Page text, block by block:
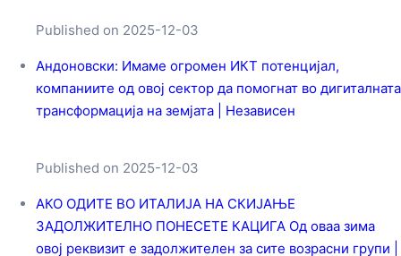
Published on 2025-12-03
Андоновски: Имаме огромен ИКТ потенцијал,
компаниите од овој сектор да помогнат во дигиталната
трансформација на земјата | Независен
Published on 2025-12-03
АКО ОДИТЕ ВО ИТАЛИЈА НА СКИЈАЊЕ
ЗАДОЛЖИТЕЛНО ПОНЕСЕТЕ КАЦИГА Од оваа зима
овој реквизит е задолжителен за сите возрасни групи |